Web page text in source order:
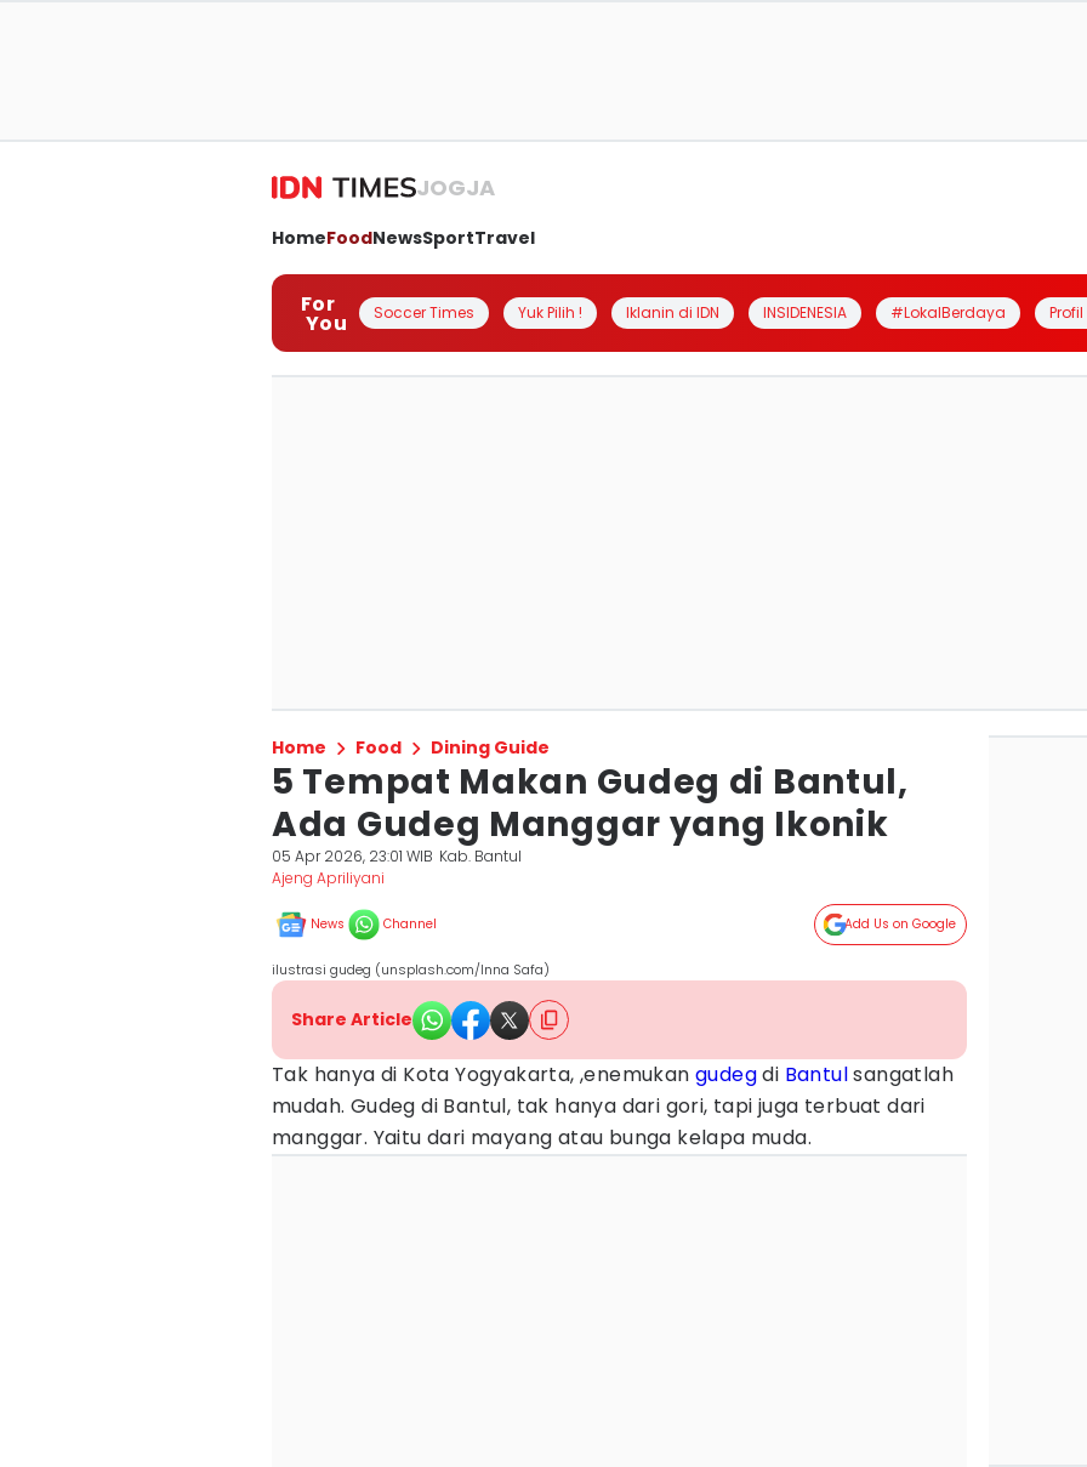
JOGJA
HomeFoodNewsSportTravel
For
You Soccer Times Yuk Pilih ! Iklanin di IDN INSIDENESIA #LokalBerdaya
Home Food Dining Guide
5 Tempat Makan Gudeg di Bantul,
Ada Gudeg Manggar yang Ikonik
05 Apr 2026, 23:01 WIB Kab. Bantul
Ajeng Apriliyani
News Channel Add Us on Google
ilustrasi gudeg (unsplash.com/Inna Safa)
Share Article
Tak hanya di Kota Yogyakarta, ,enemukan gudegdi Bantulsangatlah
mudah. Gudeg di Bantul, tak hanya dari gori, tapi juga terbuat dari
manggar. Yaitu dari mayang atau bunga kelapa muda.